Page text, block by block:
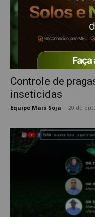
Controle de
inseticidas
Equipe Mais Soja 20 de